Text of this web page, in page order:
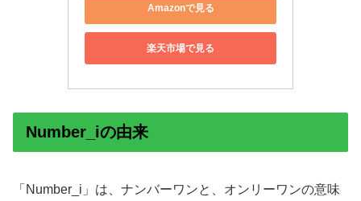
Amazonで見る
楽天市場で見る
Number_iの由来
「Number_i」は、ナンバーワンと、オンリーワンの意味